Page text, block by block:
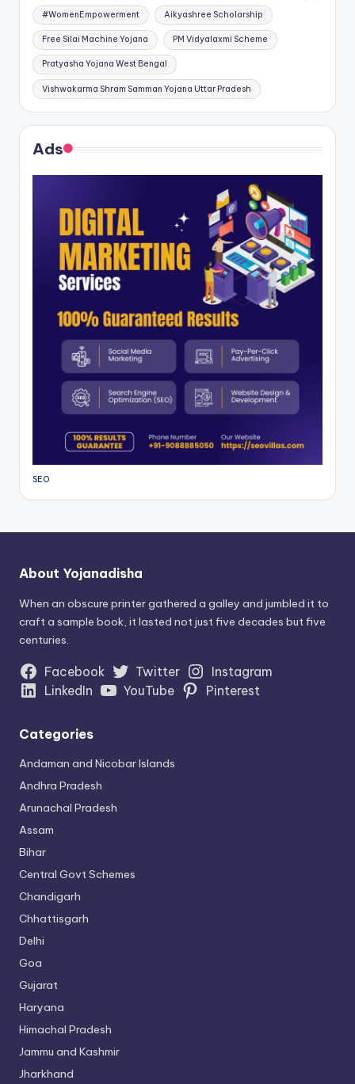
#WomenEmpowerment Aikyashree Scholarship
Free Silai Machine Yojana PM Vidyalaxmi Scheme
Pratyasha Yojana West Bengal
Vishwakarma Shram Samman Yojana Uttar Pradesh
Ads
SEO
About Yojanadisha
When an obscure printer gathered a galley and jumbled it to
craft a sample book, it lasted not just five decades but five
centuries.
Facebook Twitter
Instagram
LinkedIn
YouTube Pinterest
Categories
Andaman and Nicobar Islands
Andhra Pradesh
Arunachal Pradesh
Assam
Bihar
Central Govt Schemes
Chandigarh
Chhattisgarh
Delhi
Goa
Gujarat
Haryana
Himachal Pradesh
Jammu and Kashmir
Jharkhand